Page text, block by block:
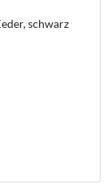
schwarz